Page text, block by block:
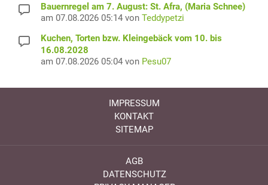
Bauernregel am 7. August: St. Afra, (Maria Schnee)
am 07.08.2026 05:14 von Teddypetzi
Kuchen, Torten bzw. Kleingebäck vom 10. bis
16.08.2028
am 07.08.2026 05:04 von Pesu07
IMPRESSUM
KONTAKT
SITEMAP
AGB
DATENSCHUTZ